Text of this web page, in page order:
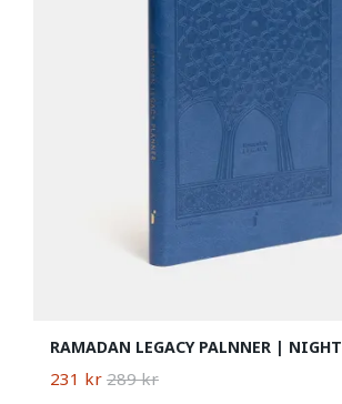
RAMADAN LEGACY PALNNER | NIGHT
231 kr 289 kr